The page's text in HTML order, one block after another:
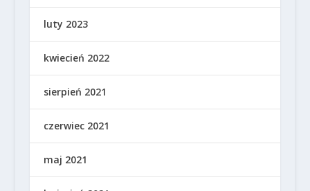
luty 2023
kwiecień 2022
sierpień 2021
czerwiec 2021
maj 2021